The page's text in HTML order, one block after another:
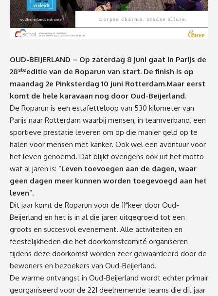
OUD-BEIJERLAND – Op zaterdag 8 juni gaat in Parijs de
28steeditie van de Roparun van start. De finish is op
maandag 2e Pinksterdag 10 juni Rotterdam.Maar eerst
komt de hele karavaan nog door Oud-Beijerland.
De Roparun is een estafetteloop van 530 kilometer van
Parijs naar Rotterdam waarbij mensen, in teamverband, een
sportieve prestatie leveren om op die manier geld op te
halen voor mensen met kanker. Ook wel een avontuur voor
het leven genoemd. Dat blijkt overigens ook uit het motto
wat al jaren is: “Leven toevoegen aan de dagen, waar
geen dagen meer kunnen worden toegevoegd aan het
leven“.
Dit jaar komt de Roparun voor de 11ekeer door Oud-
Beijerland en het is in al die jaren uitgegroeid tot een
groots en succesvol evenement. Alle activiteiten en
feestelijkheden die het doorkomstcomité organiseren
tijdens deze doorkomst worden zeer gewaardeerd door de
bewoners en bezoekers van Oud-Beijerland.
De warme ontvangst in Oud-Beijerland wordt echter primair
georganiseerd voor de 221 deelnemende teams die dit jaar